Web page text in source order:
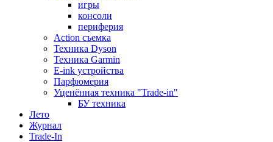
игры
консоли
периферия
Action съемка
Техника Dyson
Техника Garmin
E-ink устройства
Парфюмерия
Уценённая техника "Trade-in"
БУ техника
Лето
Журнал
Trade-In